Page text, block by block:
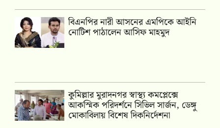
বিএনপির নারী আসনের এমপিকে আইনি
নোটিশ পাঠালেন আসিফ মাহমুদ
কুমিল্লার মুরাদনগর স্বাস্থ্য কমপ্লেক্সে
আকস্মিক পরিদর্শনে সিভিল সার্জন, ডেঙ্গু
মোকাবিলায় বিশেষ দিকনির্দেশনা